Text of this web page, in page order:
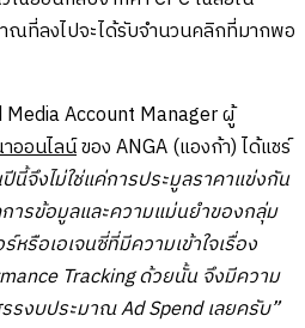
ณที่ลงไปจะได้รับจำนวนคลิกที่มากพอ
Account Manager ผู้
ออนไลน์ของ ANGA (แองก้า) ได้แชร์
นี้จึงไม่ใช่แค่การประมูลราคาแข่งกัน
ารข้อมูลและความแม่นยำของกลุ่ม
หรือเอเจนซี่ที่มีความเข้าใจเรื่อง
Tracking ด้วยนั้น จึงมีความ
งบประมาณ Ad Spend เลยครับ”